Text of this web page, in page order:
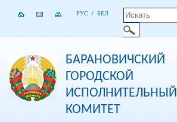
РУС / БЕЛ
БАРАНОВИЧСКИЙ
ГОРОДСКОЙ
ИСПОЛНИТЕЛЬНЫЙ
КОМИТЕТ